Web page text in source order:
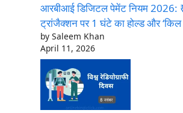
आरबीआई डिजिटल पेमेंट नियम
ट्रांजैक्शन पर 1 घंटे का होल्ड और ‘किल
by Saleem Khan
April 11, 2026